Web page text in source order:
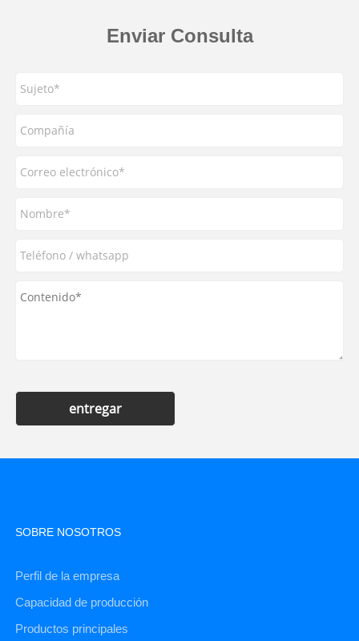
Enviar Consulta
entregar
SOBRE NOSOTROS
Perfil de la empresa
Capacidad de producción
Productos principales